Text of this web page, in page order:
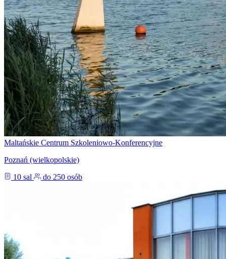
Maltańskie Centrum Szkoleniowo-Konferencyjne
Poznań (wielkopolskie)
10 sal
do 250 osób